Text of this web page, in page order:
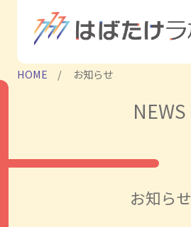
HOME お知らせ
NEWS
お知らせ